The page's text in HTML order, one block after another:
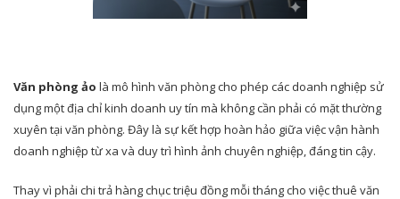
Văn phòng ảo là mô hình văn phòng cho phép các doanh nghiệp sử
dụng một địa chỉ kinh doanh uy tín mà không cần phải có mặt thường
xuyên tại văn phòng. Đây là sự kết hợp hoàn hảo giữa việc vận hành
doanh nghiệp từ xa và duy trì hình ảnh chuyên nghiệp, đáng tin cậy.
Thay vì phải chi trả hàng chục triệu đồng mỗi tháng cho việc thuê văn